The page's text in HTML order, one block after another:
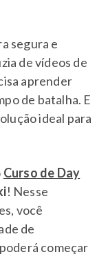
segura e
de vídeos de
aprender
de batalha. E
ideal para
Curso de Day
! Nesse
você
de
começar